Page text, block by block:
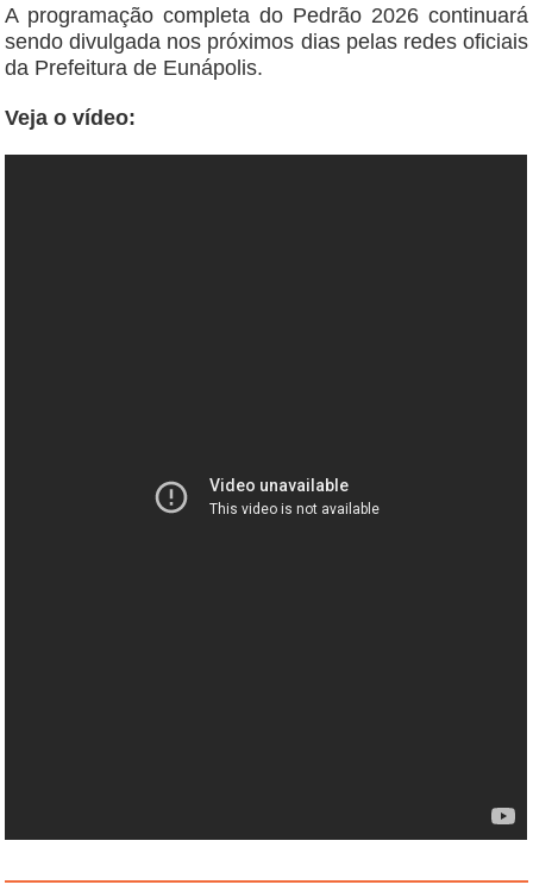
A programação completa do Pedrão 2026 continuará
sendo divulgada nos próximos dias pelas redes oficiais
da Prefeitura de Eunápolis.
Veja o vídeo: